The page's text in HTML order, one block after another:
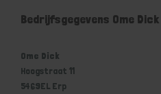
Bedrijfsgegevens Ome Dick
Ome Dick
Hoogstraat 11
5469EL Erp